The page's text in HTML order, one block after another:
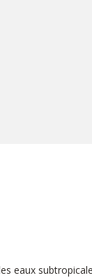
eaux